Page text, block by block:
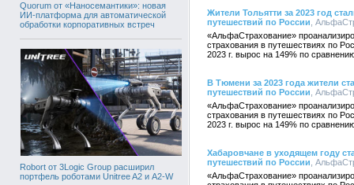
Quorum от «Наносемантики»: новая
ИИ-платформа для автоматической
обработки корпоративных встреч
Robort от 3Logic Group расширил
портфель роботами Unitree A2 и A2-W
Жители Тольятти за 2023 год
путешествий по России ,
«АльфаСтрахование»
страхования в путешествиях по
2023 г. вырос на 149% по
В Тюмени за 2023 года жители
путешествий по России ,
«АльфаСтрахование»
страхования в путешествиях по
2023 г. вырос на 149% по
Хабаровчане в уходящем году
путешествий по России ,
«АльфаСтрахование»